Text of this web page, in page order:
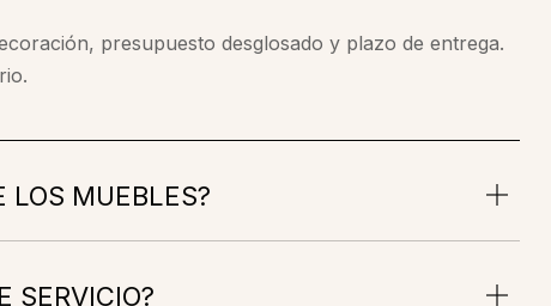
presupuesto desglosado y plazo de entrega.
LOS MUEBLES?
SERVICIO?